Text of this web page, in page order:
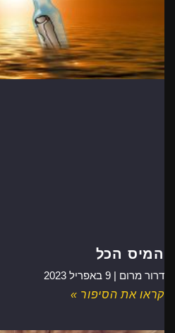
המיס הכל
דרור מרום | 9 באפריל 2023
קראו את הסיפור »